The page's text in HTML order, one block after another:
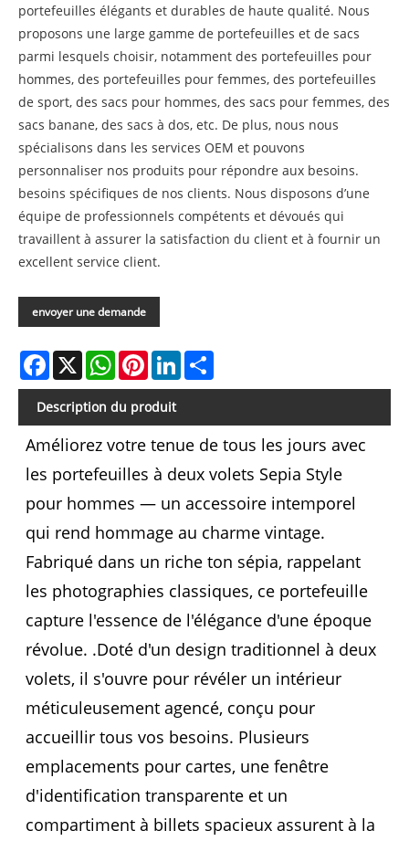
portefeuilles élégants et durables de haute qualité. Nous
proposons une large gamme de portefeuilles et de sacs
parmi lesquels choisir, notamment des portefeuilles pour
hommes, des portefeuilles pour femmes, des portefeuilles
de sport, des sacs pour hommes, des sacs pour femmes, des
sacs banane, des sacs à dos, etc. De plus, nous nous
spécialisons dans les services OEM et pouvons
personnaliser nos produits pour répondre aux besoins.
besoins spécifiques de nos clients. Nous disposons d’une
équipe de professionnels compétents et dévoués qui
travaillent à assurer la satisfaction du client et à fournir un
excellent service client.
envoyer une demande
Facebook
X WhatsAppPinterestLinkedIn
Description du produit
Améliorez votre tenue de tous les jours avec
les portefeuilles à deux volets Sepia Style
pour hommes — un accessoire intemporel
qui rend hommage au charme vintage.
Fabriqué dans un riche ton sépia, rappelant
les photographies classiques, ce portefeuille
capture l'essence de l'élégance d'une époque
révolue. .Doté d'un design traditionnel à deux
volets, il s'ouvre pour révéler un intérieur
méticuleusement agencé, conçu pour
accueillir tous vos besoins. Plusieurs
emplacements pour cartes, une fenêtre
d'identification transparente et un
compartiment à billets spacieux assurent à la